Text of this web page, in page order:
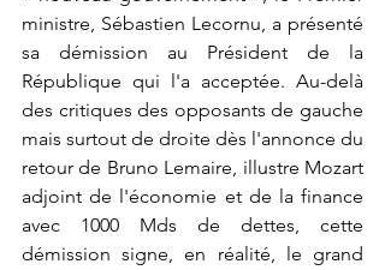
ministre, Sébastien Lecornu, a présenté
sa démission au Président de la
République qui l'a acceptée. Au-delà
des critiques des opposants de gauche
mais surtout de droite dès l'annonce du
retour de Bruno Lemaire, illustre Mozart
adjoint de l'économie et de la finance
avec 1000 Mds de dettes, cette
démission signe, en réalité, le grand